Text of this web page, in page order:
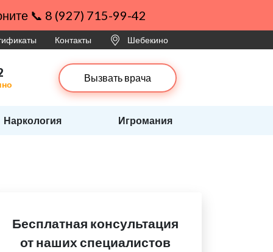
📞 8 (927) 715-99-42
Контакты Шебекино
Вызвать врача
Наркология Игромания
Бесплатная консультация
от наших специалистов